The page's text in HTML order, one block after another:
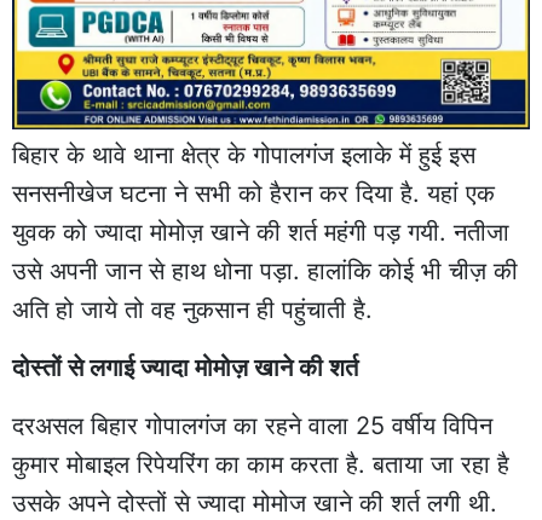
बिहार के थावे थाना क्षेत्र के गोपालगंज इलाके में हुई इस
सनसनीखेज घटना ने सभी को हैरान कर दिया है. यहां एक
युवक को ज्यादा मोमोज़ खाने की शर्त महंगी पड़ गयी. नतीजा
उसे अपनी जान से हाथ धोना पड़ा. हालांकि कोई भी चीज़ की
अति हो जाये तो वह नुकसान ही पहुंचाती है.
दोस्तों से लगाई ज्यादा मोमोज़ खाने की शर्त
दरअसल बिहार गोपालगंज का रहने वाला 25 वर्षीय विपिन
कुमार मोबाइल रिपेयरिंग का काम करता है. बताया जा रहा है
उसके अपने दोस्तों से ज्यादा मोमोज खाने की शर्त लगी थी.